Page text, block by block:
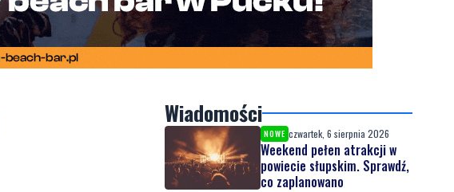
Wiadomości
NOWE czwartek, 6 sierpnia 2026
Weekend pełen atrakcji w
powiecie słupskim. Sprawdź,
co zaplanowano